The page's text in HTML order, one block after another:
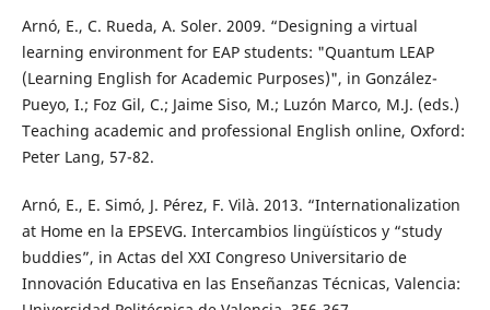
Arnó, E., C. Rueda, A. Soler. 2009. “Designing a virtual
learning environment for EAP students: "Quantum LEAP
(Learning English for Academic Purposes)", in González-
Pueyo, I.; Foz Gil, C.; Jaime Siso, M.; Luzón Marco, M.J. (eds.)
Teaching academic and professional English online, Oxford:
Peter Lang, 57-82.
Arnó, E., E. Simó, J. Pérez, F. Vilà. 2013. “Internationalization
at Home en la EPSEVG. Intercambios lingüísticos y “study
buddies”, in Actas del XXI Congreso Universitario de
Innovación Educativa en las Enseñanzas Técnicas, Valencia: